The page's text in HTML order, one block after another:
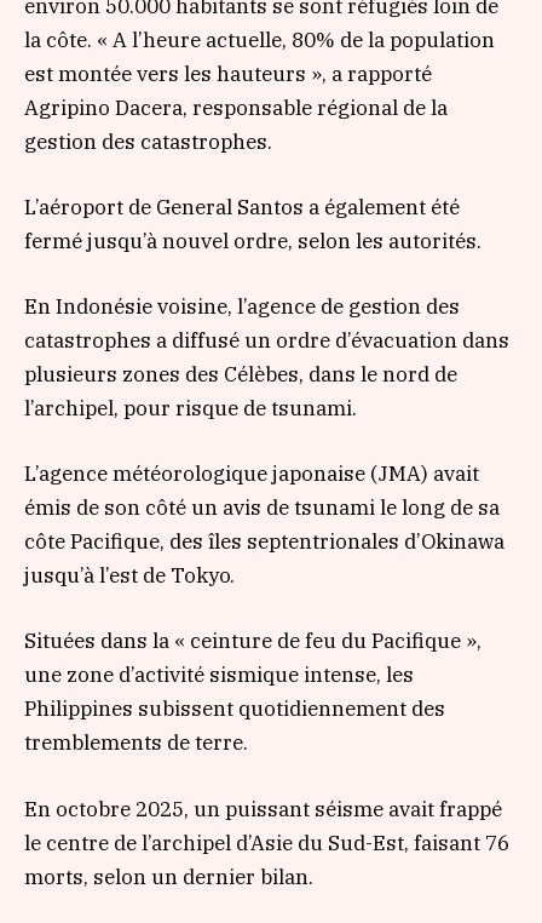
environ 50.000 habitants se sont réfugiés loin de
la côte. « A l’heure actuelle, 80% de la population
est montée vers les hauteurs », a rapporté
Agripino Dacera, responsable régional de la
gestion des catastrophes.
L’aéroport de General Santos a également été
fermé jusqu’à nouvel ordre, selon les autorités.
En Indonésie voisine, l’agence de gestion des
catastrophes a diffusé un ordre d’évacuation dans
plusieurs zones des Célèbes, dans le nord de
l’archipel, pour risque de tsunami.
L’agence météorologique japonaise (JMA) avait
émis de son côté un avis de tsunami le long de sa
côte Pacifique, des îles septentrionales d’Okinawa
jusqu’à l’est de Tokyo.
Situées dans la « ceinture de feu du Pacifique »,
une zone d’activité sismique intense, les
Philippines subissent quotidiennement des
tremblements de terre.
En octobre 2025, un puissant séisme avait frappé
le centre de l’archipel d’Asie du Sud-Est, faisant 76
morts, selon un dernier bilan.